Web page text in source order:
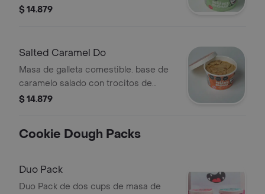
cookies n' cream y muchos pistachos.
$ 14.879
Salted Caramel Do
Masa de galleta comestible. base de
caramelo salado con trocitos de
chocolatina milky way. contenido
$ 14.879
Cookie Dough Packs
Duo Pack
Duo Pack de dos cups de masa de